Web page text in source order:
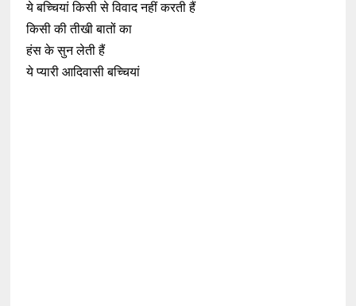
ये बच्चियां किसी से विवाद नहीं करती हैं
किसी की तीखी बातों का
हंस के सुन लेती हैं
ये प्यारी आदिवासी बच्चियां